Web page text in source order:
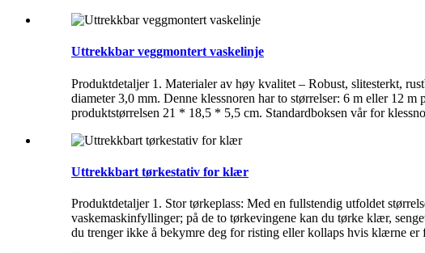
Uttrekkbar veggmontert vaskelinje
Produktdetaljer 1. Materialer av høy kvalitet – Robust, slitesterkt,
diameter 3,0 mm. Denne klessnoren har to størrelser: 6 m eller 12
produktstørrelsen 21 * 18,5 * 5,5 cm. Standardboksen vår for
Uttrekkbart tørkestativ for klær
Produktdetaljer 1. Stor tørkeplass: Med en fullstendig utfoldet
vaskemaskinfyllinger; på de to tørkevingene kan du tørke klær,
du trenger ikke å bekymre deg for risting eller kollaps hvis klærne er